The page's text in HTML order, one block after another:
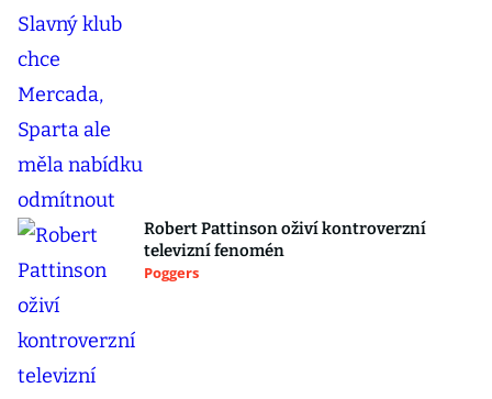
Robert Pattinson oživí kontroverzní
televizní fenomén
Poggers